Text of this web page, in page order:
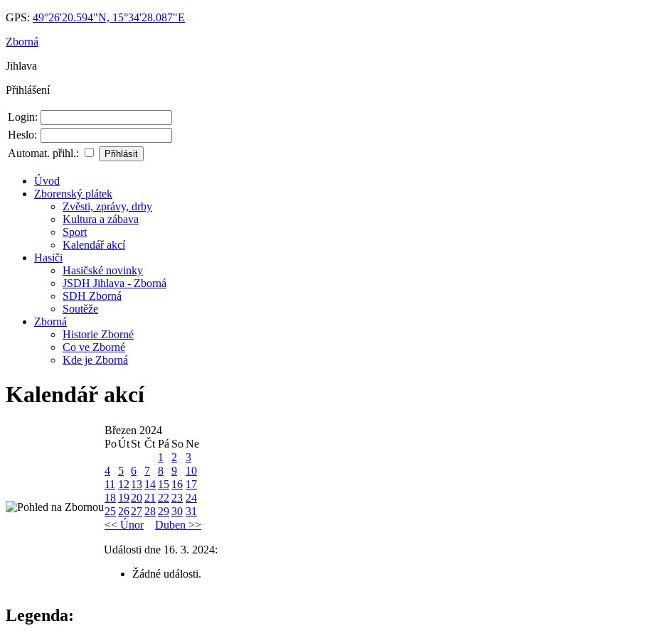
GPS: 49°26'20.594"N, 15°34'28.087"E
Zborná
Jihlava
Přihlášení
Login:
Heslo:
Automat. přihl.:
Úvod
Zborenský plátek
Zvěsti, zprávy, drby
Kultura a zábava
Sport
Kalendář akcí
Hasiči
Hasičské novinky
JSDH Jihlava - Zborná
SDH Zborná
Soutěže
Zborná
Historie Zborné
Co ve Zborné
Kde je Zborná
Kalendář akcí
Březen 2024
PoÚtSt Čt Pá SoNe
1
2
3
4
5 6 7 8 9
10
11 12 13 14 15 16 17
18 1920 21 22 23 24
25 2627 28 2930 31
<< Únor
Duben >>
Události dne 16. 3. 2024:
Žádné události.
Legenda: